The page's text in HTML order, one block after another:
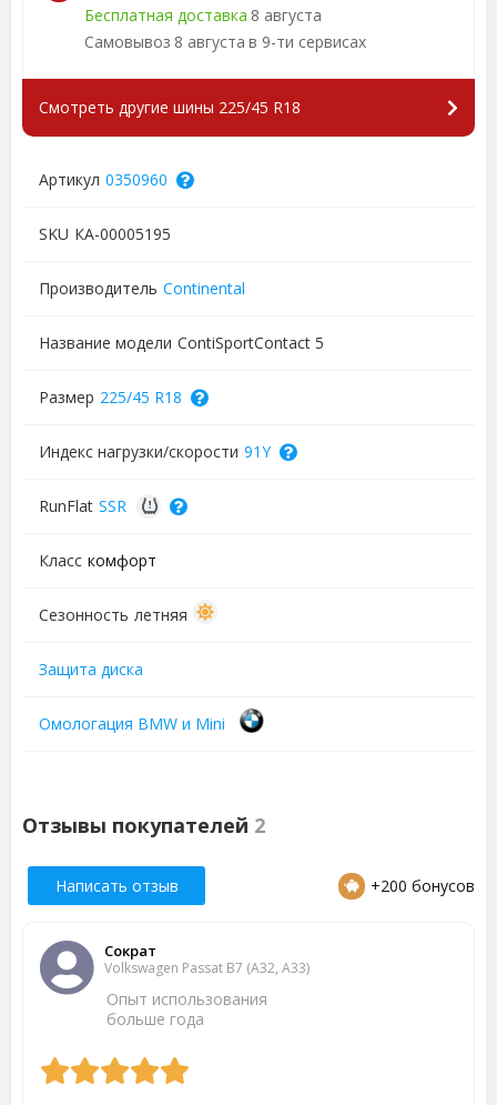
Бесплатная доставка 8 августа
Самовывоз 8 августа в 9-ти сервисах
Смотреть другие шины 225/45 R18
Артикул 0350960
SKU КА-00005195
Производитель Continental
Название модели ContiSportContact 5
Размер 225/45 R18
Индекс нагрузки/скорости 91Y
RunFlat SSR
Класс комфорт
Сезонность летняя
Защита диска
Омологация BMW и Mini
Отзывы покупателей 2
Сократ
Volkswagen Passat B7 (A32, A33)
Опыт использования
больше года
Написать отзыв +200 бонусов